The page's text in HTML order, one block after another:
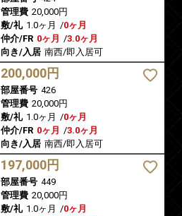
管理費 20,000円
敷/礼 1.0ヶ月 /0ヶ月
仲介/FR 0ヶ月 /3.0ヶ月
向き/入居 南西/即入居可
200,000円
部屋番号 426
管理費 20,000円
敷/礼 1.0ヶ月 /0ヶ月
仲介/FR 0ヶ月 /3.0ヶ月
向き/入居 南西/即入居可
197,000円
部屋番号 449
管理費 20,000円
敷/礼 1.0ヶ月 /0ヶ月